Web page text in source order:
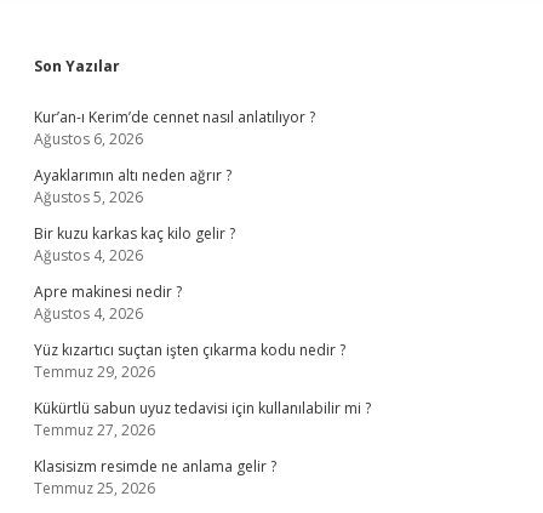
Sidebar
Son Yazılar
Kur’an-ı Kerim’de cennet nasıl anlatılıyor ?
Ağustos 6, 2026
Ayaklarımın altı neden ağrır ?
Ağustos 5, 2026
Bir kuzu karkas kaç kilo gelir ?
Ağustos 4, 2026
Apre makinesi nedir ?
Ağustos 4, 2026
Yüz kızartıcı suçtan işten çıkarma kodu nedir ?
Temmuz 29, 2026
Kükürtlü sabun uyuz tedavisi için kullanılabilir mi ?
Temmuz 27, 2026
Klasisizm resimde ne anlama gelir ?
Temmuz 25, 2026